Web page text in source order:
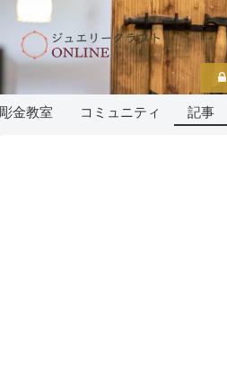
金教室 コミュニティ 記事